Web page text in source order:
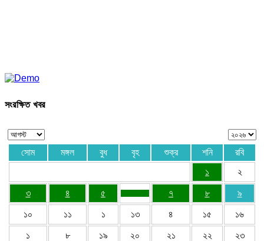
সংরক্ষিত খবর
সোম মঙ্গল বুধ বৃহ শুক্র শনি
রবি
১
২
৩ ৪ ৫ ৭ ৮ ৯
১০ ১১ ১ ১৩ ৪ ১৫ ১৬
১ ৮ ১৯ ২০ ২১ ২২ ২৩